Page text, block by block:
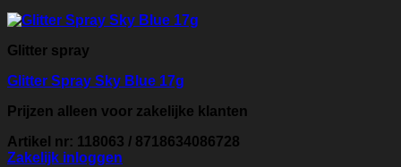
Glitter spray
Glitter Spray Sky Blue 17g
Prijzen alleen voor zakelijke klanten
Artikel nr: 118063 / 8718634086728
Zakelijk inloggen